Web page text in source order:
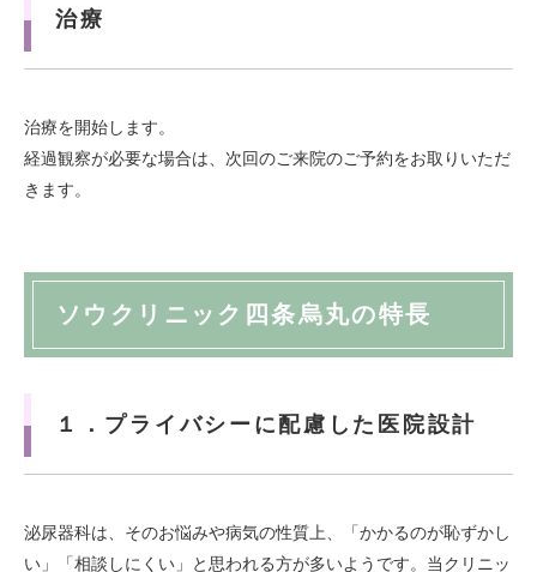
治療
治療を開始します。
経過観察が必要な場合は、次回のご来院のご予約をお取りいただ
きます。
ソウクリニック四条烏丸の特長
１．プライバシーに配慮した医院設計
泌尿器科は、そのお悩みや病気の性質上、「かかるのが恥ずかし
い」「相談しにくい」と思われる方が多いようです。当クリニッ